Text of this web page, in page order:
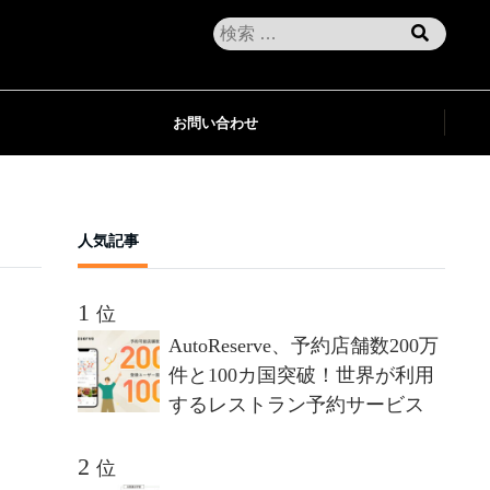
お問い合わせ
人気記事
位
AutoReserve、予約店舗数200万
件と100カ国突破！世界が利用
するレストラン予約サービス
位